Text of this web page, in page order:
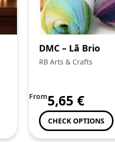
DMC – Lã Brio
RB Arts & Crafts
From5,65 €
CHECK OPTIONS